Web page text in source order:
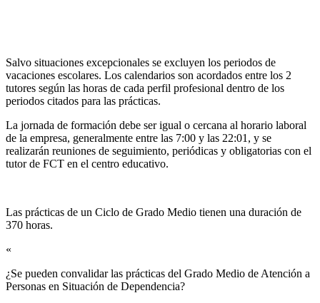
Salvo situaciones excepcionales se excluyen los periodos de
vacaciones escolares. Los calendarios son acordados entre los 2
tutores según las horas de cada perfil profesional dentro de los
periodos citados para las prácticas.
La jornada de formación debe ser igual o cercana al horario laboral
de la empresa, generalmente entre las 7:00 y las 22:01, y se
realizarán reuniones de seguimiento, periódicas y obligatorias con el
tutor de FCT en el centro educativo.
Las prácticas de un Ciclo de Grado Medio tienen una duración de
370 horas.
«
¿Se pueden convalidar las prácticas del Grado Medio de Atención a
Personas en Situación de Dependencia?​